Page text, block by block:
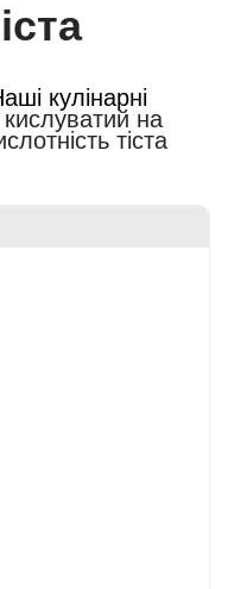
кулінарні
кислуватий на
тіста